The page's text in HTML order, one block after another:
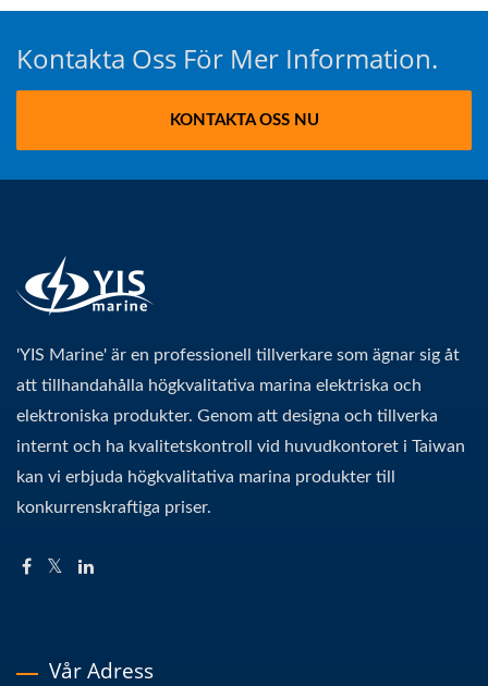
Kontakta Oss För Mer Information.
KONTAKTA OSS NU
'YIS Marine' är en professionell tillverkare som ägnar sig åt
att tillhandahålla högkvalitativa marina elektriska och
elektroniska produkter. Genom att designa och tillverka
internt och ha kvalitetskontroll vid huvudkontoret i Taiwan
kan vi erbjuda högkvalitativa marina produkter till
konkurrenskraftiga priser.
Vår Adress